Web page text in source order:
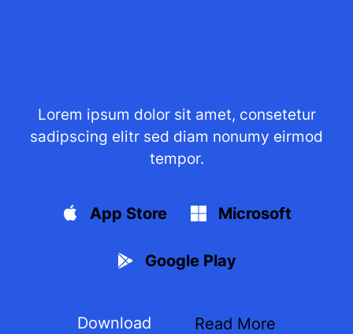
Lorem ipsum dolor sit amet, consetetur
sadipscing elitr sed diam nonumy eirmod
tempor.
App Store Microsoft
Google Play
Download Read More